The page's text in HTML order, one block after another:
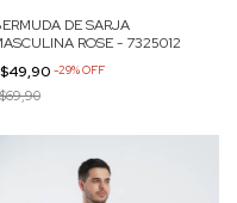
DE SARJA
ROSE - 7325012
-29%OFF